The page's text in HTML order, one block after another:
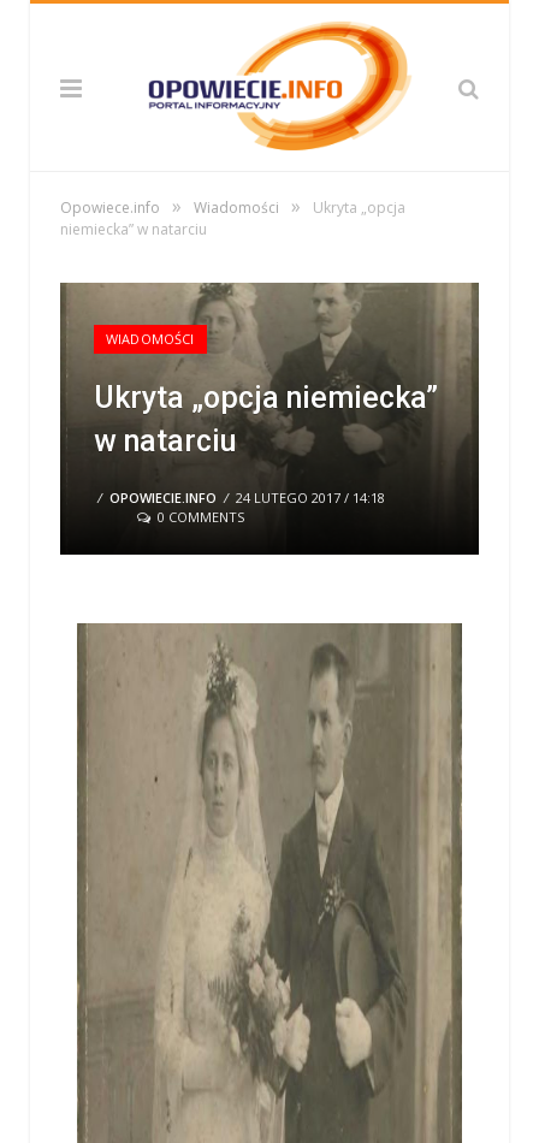
Opowiece.info » Wiadomości »
Ukryta „opcja
niemiecka” w natarciu
WIADOMOŚCI
Ukryta „opcja niemiecka”
w natarciu
/ OPOWIECIE.INFO / 24 LUTEGO 2017 / 14:18
0 COMMENTS